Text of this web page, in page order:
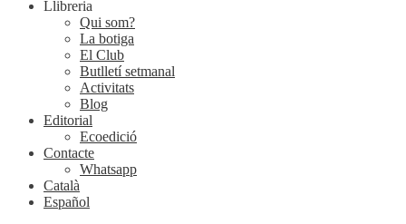
Llibreria
Qui som?
La botiga
El Club
Butlletí setmanal
Activitats
Blog
Editorial
Ecoedició
Contacte
Whatsapp
Català
Español